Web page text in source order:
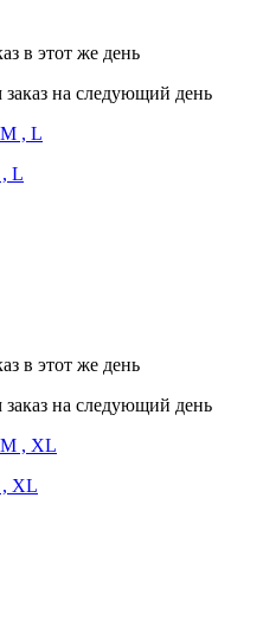
в этот же день
заказ на следующий день
L
в этот же день
заказ на следующий день
, XL